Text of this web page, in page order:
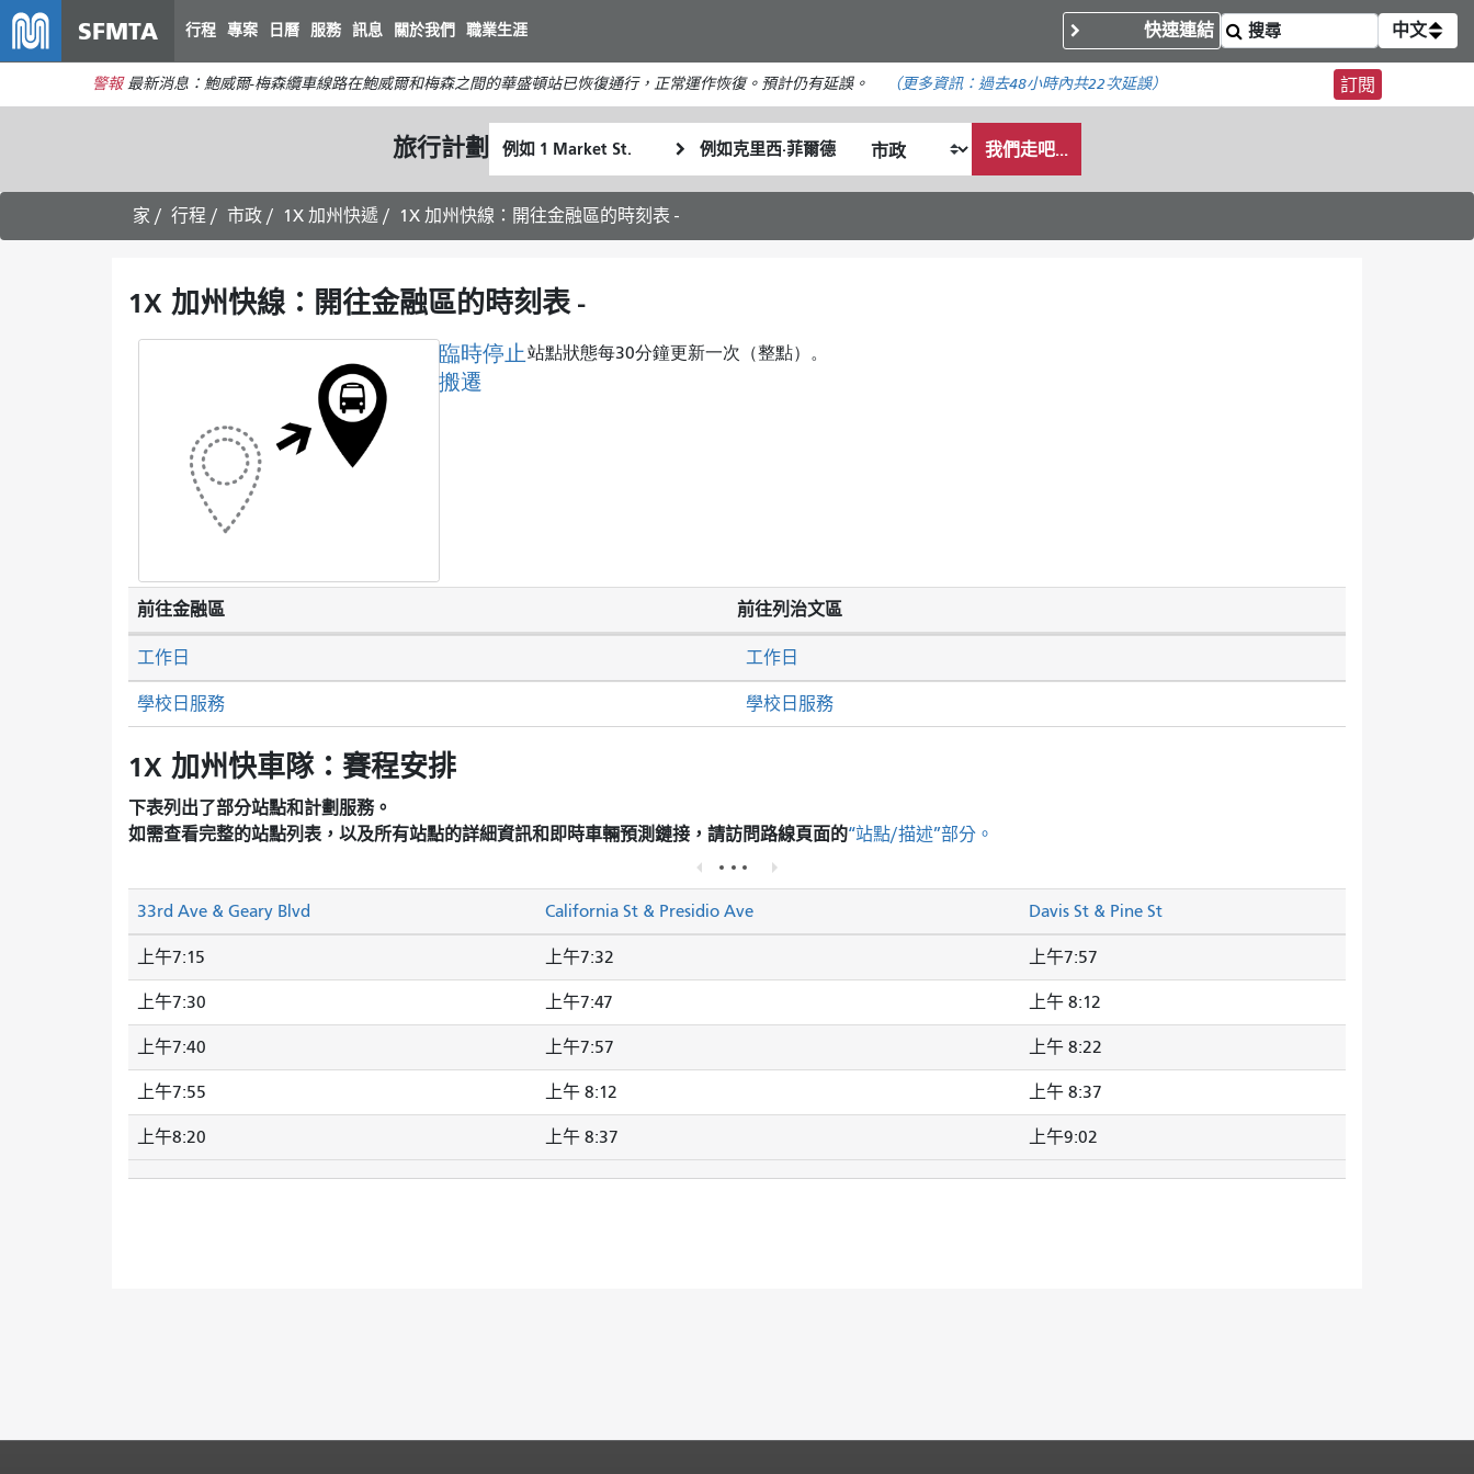
主
要
內
容
SFMTA 行程 專案 日曆 服務 訊息 關於我們 職業生涯 快速連結 中文
警報 最新消息：鮑威爾-梅森纜車線路在鮑威爾和梅森之間的華盛頓站已恢復通行，正常運作恢復。預計仍有延誤。 （更多資訊： 過去48小時內共22次延誤） 訂閱
旅行計劃
起
始
位
置
終
點
位
我
希
的
式
我們走吧...
家 行程 市政 1X 加州快遞 1X 加州快線：開往金融區的時刻表 -
1X 加州快線：開往金融區的時刻表 -
臨時停止
搬遷
站點狀態每30分鐘更新一次（整點）。
前往金融區 前往列治文區
工作日 工作日
學校日服務 學校日服務
1X 加州快車隊：賽程安排
下表列出了部分站點和計劃服務。
如需查看完整的站點列表，以及所有站點的詳細資訊和即時車輛預測鏈接，請訪問路線頁面的“站點/描述”部分。
33rd Ave & Geary Blvd California St & Presidio Ave Davis St & Pine St
上午7:15 上午7:32 上午7:57
上午7:30 上午7:47 上午 8:12
上午7:40 上午7:57 上午 8:22
上午7:55 上午 8:12 上午 8:37
上午8:20 上午 8:37 上午9:02